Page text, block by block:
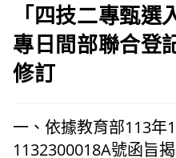
「四技二專甄
專日間部聯合登
修訂
一、依據教育部113年
1132300018A號函旨